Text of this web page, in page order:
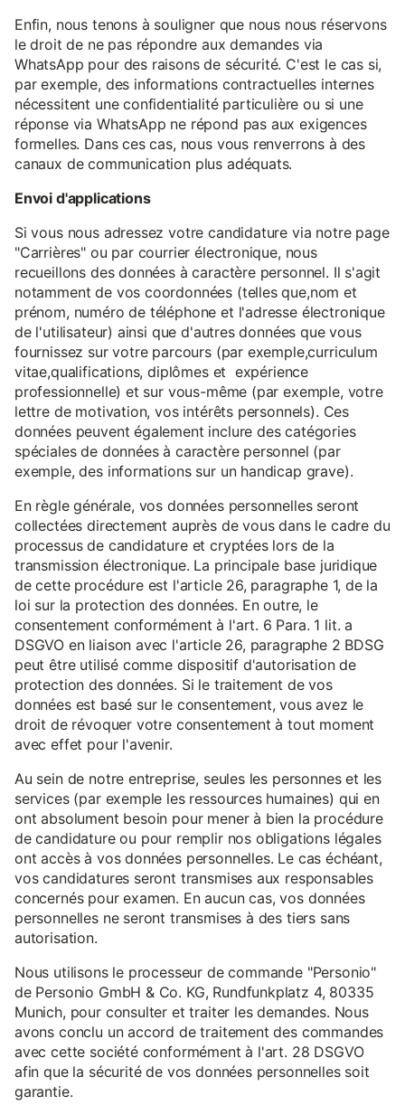
Enfin, nous tenons à souligner que nous nous réservons
le droit de ne pas répondre aux demandes via
WhatsApp pour des raisons de sécurité. C'est le cas si,
par exemple, des informations contractuelles internes
nécessitent une confidentialité particulière ou si une
réponse via WhatsApp ne répond pas aux exigences
formelles. Dans ces cas, nous vous renverrons à des
canaux de communication plus adéquats.
Envoi d'applications
Si vous nous adressez votre candidature via notre page
"Carrières" ou par courrier électronique, nous
recueillons des données à caractère personnel. Il s'agit
notamment de vos coordonnées (telles que,nom et
prénom, numéro de téléphone et l'adresse électronique
de l'utilisateur) ainsi que d'autres données que vous
fournissez sur votre parcours (par exemple,curriculum
vitae,qualifications, diplômes et expérience
professionnelle) et sur vous-même (par exemple, votre
lettre de motivation, vos intérêts personnels). Ces
données peuvent également inclure des catégories
spéciales de données à caractère personnel (par
exemple, des informations sur un handicap grave).
En règle générale, vos données personnelles seront
collectées directement auprès de vous dans le cadre du
processus de candidature et cryptées lors de la
transmission électronique. La principale base juridique
de cette procédure est l'article 26, paragraphe 1, de la
loi sur la protection des données. En outre, le
consentement conformément à l'art. 6 Para. 1 lit. a
DSGVO en liaison avec l'article 26, paragraphe 2 BDSG
peut être utilisé comme dispositif d'autorisation de
protection des données. Si le traitement de vos
données est basé sur le consentement, vous avez le
droit de révoquer votre consentement à tout moment
avec effet pour l'avenir.
Au sein de notre entreprise, seules les personnes et les
services (par exemple les ressources humaines) qui en
ont absolument besoin pour mener à bien la procédure
de candidature ou pour remplir nos obligations légales
ont accès à vos données personnelles. Le cas échéant,
vos candidatures seront transmises aux responsables
concernés pour examen. En aucun cas, vos données
personnelles ne seront transmises à des tiers sans
autorisation.
Nous utilisons le processeur de commande "Personio"
de Personio GmbH & Co. KG, Rundfunkplatz 4, 80335
Munich, pour consulter et traiter les demandes. Nous
avons conclu un accord de traitement des commandes
avec cette société conformément à l'art. 28 DSGVO
afin que la sécurité de vos données personnelles soit
garantie.